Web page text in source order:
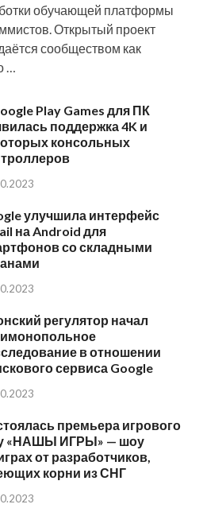
обучающей платформы
Открытый проект
сообществом как
…
Play Games для ПК
поддержка 4K и
консольных
улучшила интерфейс
на Android для
со складными
регулятор начал
в отношении
сервиса Google
премьера игрового
«НАШЫ ИГРЫ» — шоу
от разработчиков,
корни из СНГ